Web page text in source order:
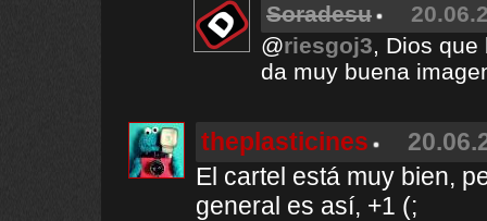
Soradesu
@riesgoj3, Dios que
da muy buena
theplasticines
El cartel está muy bien,
general es así, +1 (;